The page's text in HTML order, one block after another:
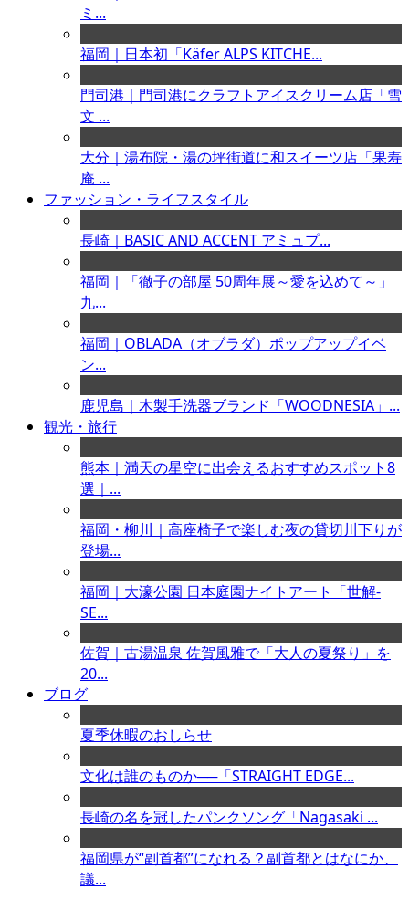
ミ...
福岡｜日本初「Käfer ALPS KITCHE...
門司港｜門司港にクラフトアイスクリーム店「雪
文 ...
大分｜湯布院・湯の坪街道に和スイーツ店「果寿
庵 ...
ファッション・ライフスタイル
長崎｜BASIC AND ACCENT アミュプ...
福岡｜「徹子の部屋 50周年展～愛を込めて～」
九...
福岡｜OBLADA（オブラダ）ポップアップイベ
ン...
鹿児島｜木製手洗器ブランド「WOODNESIA」...
観光・旅行
熊本｜満天の星空に出会えるおすすめスポット8
選｜...
福岡・柳川｜高座椅子で楽しむ夜の貸切川下りが
登場...
福岡｜大濠公園 日本庭園ナイトアート「世解-
SE...
佐賀｜古湯温泉 佐賀風雅で「大人の夏祭り」を
20...
ブログ
夏季休暇のおしらせ
文化は誰のものか──「STRAIGHT EDGE...
長崎の名を冠したパンクソング「Nagasaki ...
福岡県が“副首都”になれる？副首都とはなにか、
議...